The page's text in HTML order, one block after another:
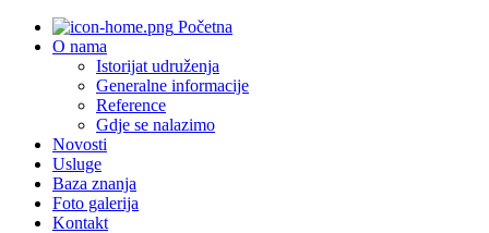
Početna
O nama
Istorijat udruženja
Generalne informacije
Reference
Gdje se nalazimo
Novosti
Usluge
Baza znanja
Foto galerija
Kontakt